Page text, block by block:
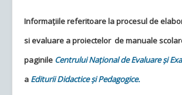
Informațiile referitoare la procesul de
si evaluare a proiectelor de manuale
paginile Centrului Național de Evaluare şi
a Editurii Didactice şi Pedagogice.